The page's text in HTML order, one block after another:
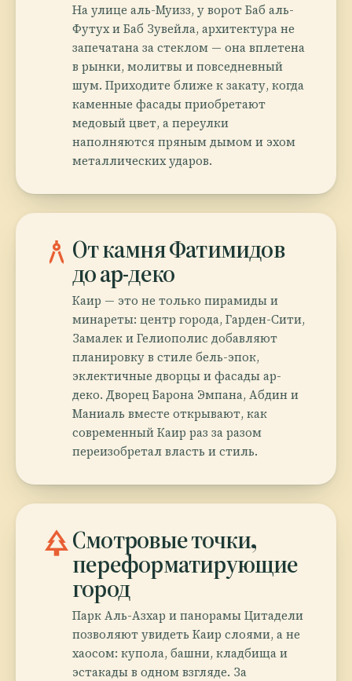
На улице аль-Муизз, у ворот Баб аль-
Футух и Баб Зувейла, архитектура не
запечатана за стеклом — она вплетена
в рынки, молитвы и повседневный
шум. Приходите ближе к закату, когда
каменные фасады приобретают
медовый цвет, а переулки
наполняются пряным дымом и эхом
металлических ударов.
architecture От камня Фатимидов
до ар-деко
Каир — это не только пирамиды и
минареты: центр города, Гарден-Сити,
Замалек и Гелиополис добавляют
планировку в стиле бель-эпок,
эклектичные дворцы и фасады ар-
деко. Дворец Барона Эмпана, Абдин и
Маниаль вместе открывают, как
современный Каир раз за разом
переизобретал власть и стиль.
parkСмотровые точки,
переформатирующие
город
Парк Аль-Азхар и панорамы Цитадели
позволяют увидеть Каир слоями, а не
хаосом: купола, башни, кладбища и
эстакады в одном взгляде. За